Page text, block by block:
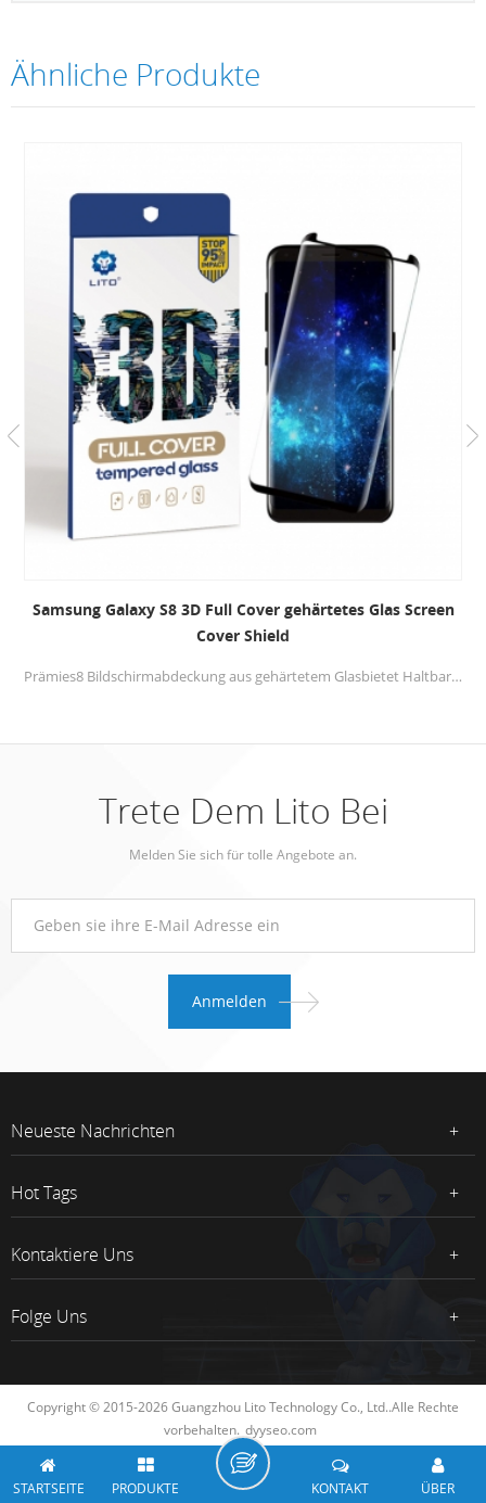
Ähnliche Produkte
Samsung Galaxy S8 3D Full Cover gehärtetes Glas Screen
Cover Shield
Prämies8 Bildschirmabdeckung aus gehärtetem Glasbietet Haltbarkeit und bietet beispiellosen Kratzschutz. Glas mit vollem Kleber, wird die beste Berührung für Ihr Mobiltelefon zur Verfügung stellen.
Trete Dem Lito Bei
Melden Sie sich für tolle Angebote an.
Neueste Nachrichten
Hot Tags
Kontaktiere Uns
Folge Uns
Copyright © 2015-2026 Guangzhou Lito Technology Co., Ltd..Alle Rechte
vorbehalten. dyyseo.com
STARTSEITE PRODUKTE ÜBER
KONTAKT